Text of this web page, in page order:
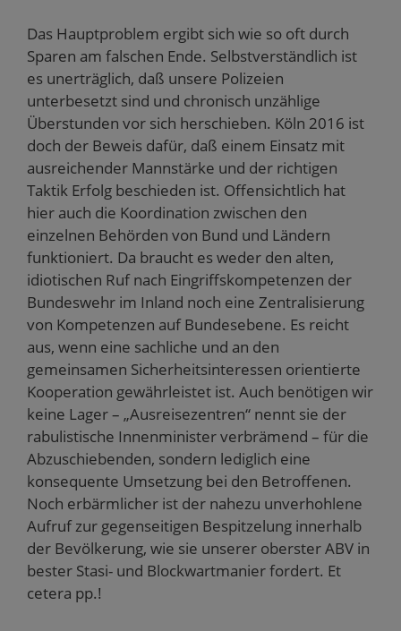
Das Hauptproblem ergibt sich wie so oft durch
Sparen am falschen Ende. Selbstverständlich ist
es unerträglich, daß unsere Polizeien
unterbesetzt sind und chronisch unzählige
Überstunden vor sich herschieben. Köln 2016 ist
doch der Beweis dafür, daß einem Einsatz mit
ausreichender Mannstärke und der richtigen
Taktik Erfolg beschieden ist. Offensichtlich hat
hier auch die Koordination zwischen den
einzelnen Behörden von Bund und Ländern
funktioniert. Da braucht es weder den alten,
idiotischen Ruf nach Eingriffskompetenzen der
Bundeswehr im Inland noch eine Zentralisierung
von Kompetenzen auf Bundesebene. Es reicht
aus, wenn eine sachliche und an den
gemeinsamen Sicherheitsinteressen orientierte
Kooperation gewährleistet ist. Auch benötigen wir
keine Lager – „Ausreisezentren“ nennt sie der
rabulistische Innenminister verbrämend – für die
Abzuschiebenden, sondern lediglich eine
konsequente Umsetzung bei den Betroffenen.
Noch erbärmlicher ist der nahezu unverhohlene
Aufruf zur gegenseitigen Bespitzelung innerhalb
der Bevölkerung, wie sie unserer oberster ABV in
bester Stasi- und Blockwartmanier fordert. Et
cetera pp.!